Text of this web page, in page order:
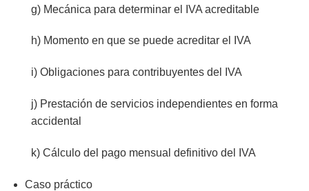
g) Mecánica para determinar el IVA acreditable
h) Momento en que se puede acreditar el IVA
i) Obligaciones para contribuyentes del IVA
j) Prestación de servicios independientes en forma
accidental
k) Cálculo del pago mensual definitivo del IVA
Caso práctico